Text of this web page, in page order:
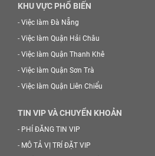
KHU VỰC PHỔ BIẾN
- Việc làm Đà Nẵng
- Việc làm Quận Hải Châu
- Việc làm Quận Thanh Khê
- Việc làm Quận Sơn Trà
- Việc làm Quận Liên Chiểu
TIN VIP VÀ CHUYỂN KHOẢN
- PHÍ ĐĂNG TIN VIP
- MÔ TẢ VỊ TRÍ ĐẶT VIP